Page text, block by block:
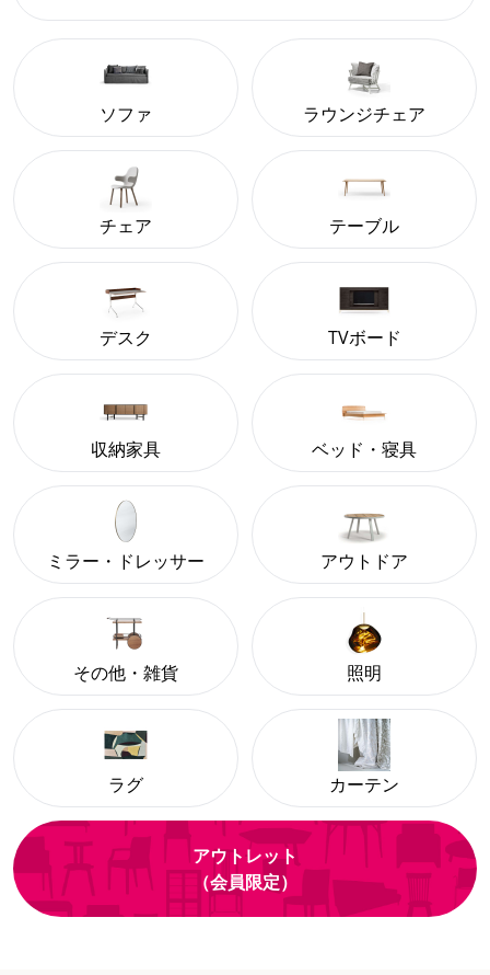
ソファ ラウンジチェア
チェア テーブル
デスク TVボード
収納家具 ベッド・寝具
ミラー・ドレッサー アウトドア
その他・雑貨 照明
ラグ カーテン
アウトレット
（会員限定）